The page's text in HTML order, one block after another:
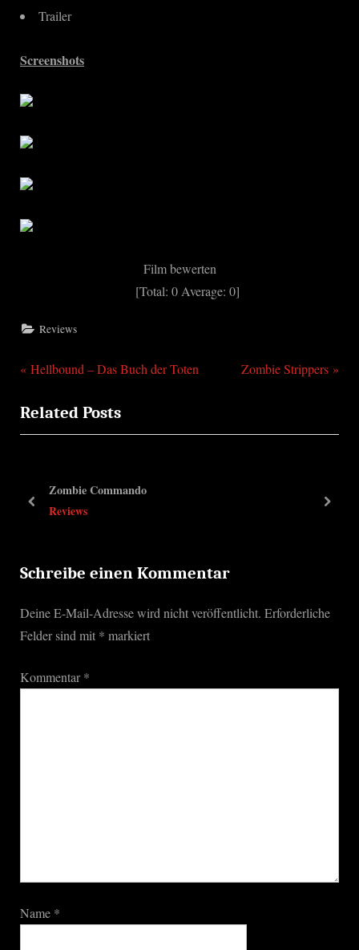
Trailer
Screenshots
Film bewerten
[Total: 0 Average: 0]
Reviews
Beitragsnavigation
P
e
v
u
o
t
:
Hellbound – Das Buch der Toten
N
t
Zombie Strippers
Related Posts
Zombie Commando
Reviews
prev next
Schreibe einen Kommentar
Deine E-Mail-Adresse wird nicht veröffentlicht. Erforderliche
Felder sind mit * markiert
Kommentar*
Name *